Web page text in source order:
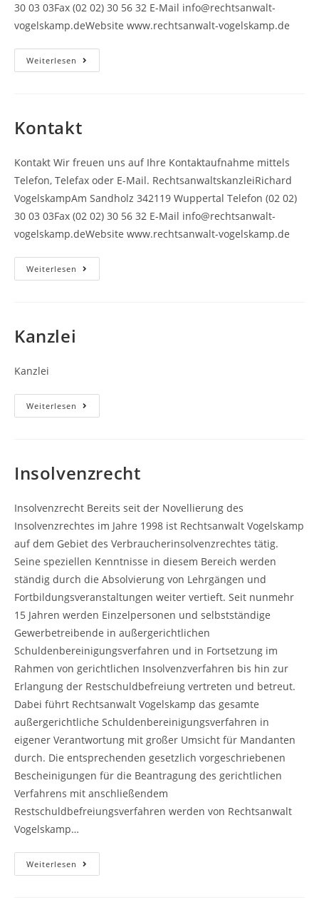
30 03 03Fax (02 02) 30 56 32 E-Mail info@rechtsanwalt-
vogelskamp.deWebsite www.rechtsanwalt-vogelskamp.de
Weiterlesen Kontaktseite
Kontakt
Kontakt Wir freuen uns auf Ihre Kontaktaufnahme mittels
Telefon, Telefax oder E-Mail. RechtsanwaltskanzleiRichard
VogelskampAm Sandholz 342119 Wuppertal Telefon (02 02)
30 03 03Fax (02 02) 30 56 32 E-Mail info@rechtsanwalt-
vogelskamp.deWebsite www.rechtsanwalt-vogelskamp.de
Weiterlesen Kontakt
Kanzlei
Kanzlei
Weiterlesen Kanzlei
Insolvenzrecht
Insolvenzrecht Bereits seit der Novellierung des
Insolvenzrechtes im Jahre 1998 ist Rechtsanwalt Vogelskamp
auf dem Gebiet des Verbraucherinsolvenzrechtes tätig.
Seine speziellen Kenntnisse in diesem Bereich werden
ständig durch die Absolvierung von Lehrgängen und
Fortbildungsveranstaltungen weiter vertieft. Seit nunmehr
15 Jahren werden Einzelpersonen und selbstständige
Gewerbetreibende in außergerichtlichen
Schuldenbereinigungsverfahren und in Fortsetzung im
Rahmen von gerichtlichen Insolvenzverfahren bis hin zur
Erlangung der Restschuldbefreiung vertreten und betreut.
Dabei führt Rechtsanwalt Vogelskamp das gesamte
außergerichtliche Schuldenbereinigungsverfahren in
eigener Verantwortung mit großer Umsicht für Mandanten
durch. Die entsprechenden gesetzlich vorgeschriebenen
Bescheinigungen für die Beantragung des gerichtlichen
Verfahrens mit anschließendem
Restschuldbefreiungsverfahren werden von Rechtsanwalt
Vogelskamp…
Weiterlesen Insolvenzrecht